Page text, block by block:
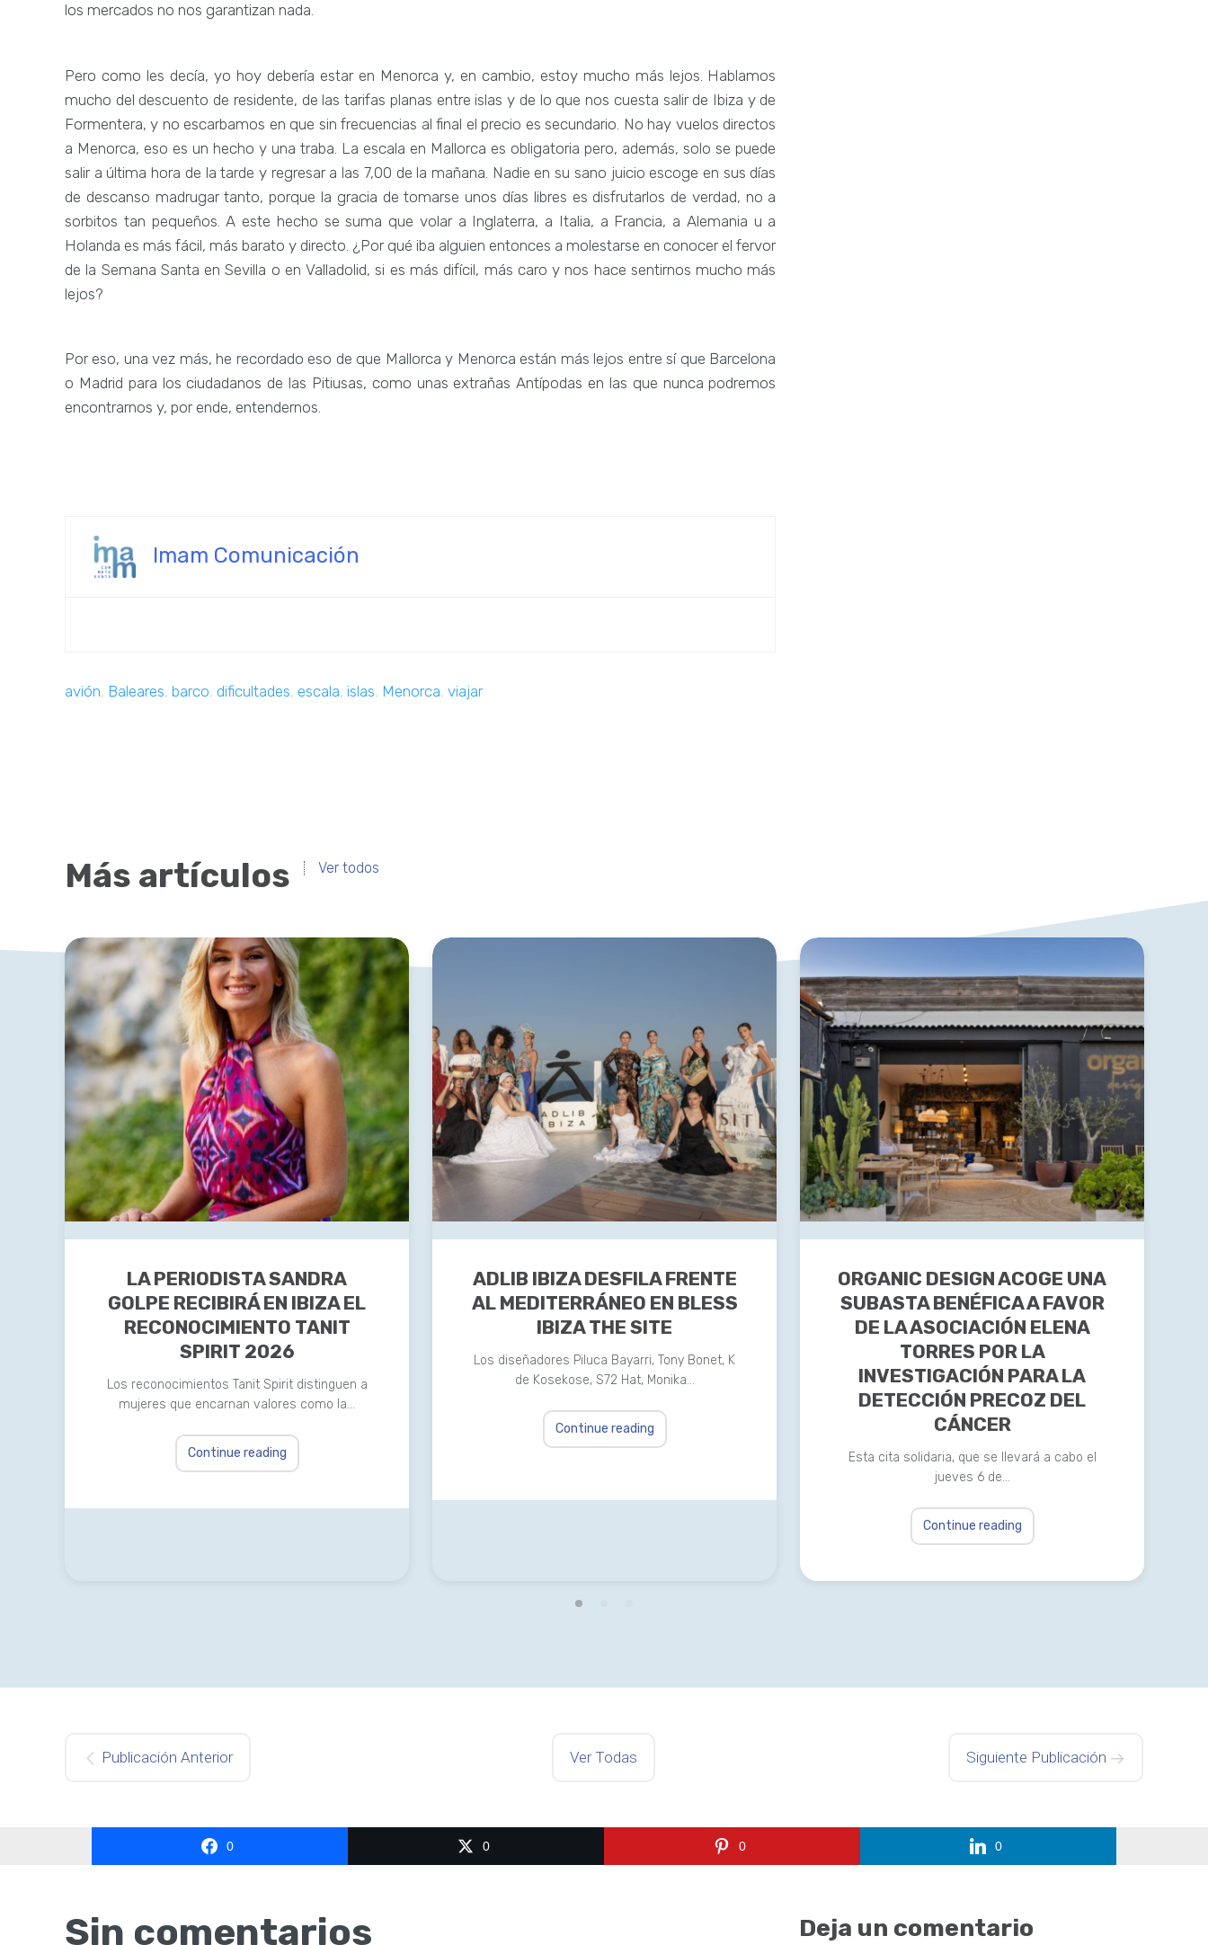
los mercados no nos garantizan nada.
Pero como les decía, yo hoy debería estar en Menorca y, en cambio, estoy mucho más lejos. Hablamos
mucho del descuento de residente, de las tarifas planas entre islas y de lo que nos cuesta salir de Ibiza y de
Formentera, y no escarbamos en que sin frecuencias al final el precio es secundario. No hay vuelos directos
a Menorca, eso es un hecho y una traba. La escala en Mallorca es obligatoria pero, además, solo se puede
salir a última hora de la tarde y regresar a las 7,00 de la mañana. Nadie en su sano juicio escoge en sus días
de descanso madrugar tanto, porque la gracia de tomarse unos días libres es disfrutarlos de verdad, no a
sorbitos tan pequeños. A este hecho se suma que volar a Inglaterra, a Italia, a Francia, a Alemania u a
Holanda es más fácil, más barato y directo. ¿Por qué iba alguien entonces a molestarse en conocer el fervor
de la Semana Santa en Sevilla o en Valladolid, si es más difícil, más caro y nos hace sentirnos mucho más
lejos?
Por eso, una vez más, he recordado eso de que Mallorca y Menorca están más lejos entre sí que Barcelona
o Madrid para los ciudadanos de las Pitiusas, como unas extrañas Antípodas en las que nunca podremos
encontrarnos y, por ende, entendernos.
Imam Comunicación
avión, Baleares, barco, dificultades, escala, islas, Menorca, viajar
Más artículos Ver todos
LA PERIODISTA SANDRA
GOLPE RECIBIRÁ EN IBIZA EL
RECONOCIMIENTO TANIT
SPIRIT 2026
Los reconocimientos Tanit Spirit distinguen a
mujeres que encarnan valores como la…
Continue reading
ADLIB IBIZA DESFILA FRENTE
AL MEDITERRÁNEO EN BLESS
IBIZA THE SITE
Los diseñadores Piluca Bayarri, Tony Bonet, K
de Kosekose, S72 Hat, Monika…
Continue reading
ORGANIC DESIGN ACOGE UNA
SUBASTA BENÉFICA A FAVOR
DE LA ASOCIACIÓN ELENA
TORRES POR LA
INVESTIGACIÓN PARA LA
DETECCIÓN PRECOZ DEL
CÁNCER
Esta cita solidaria, que se llevará a cabo el
jueves 6 de…
Continue reading
Publicación Anterior Ver Todas Siguiente Publicación
0 0 0 0
Sin comentarios Deja un comentario